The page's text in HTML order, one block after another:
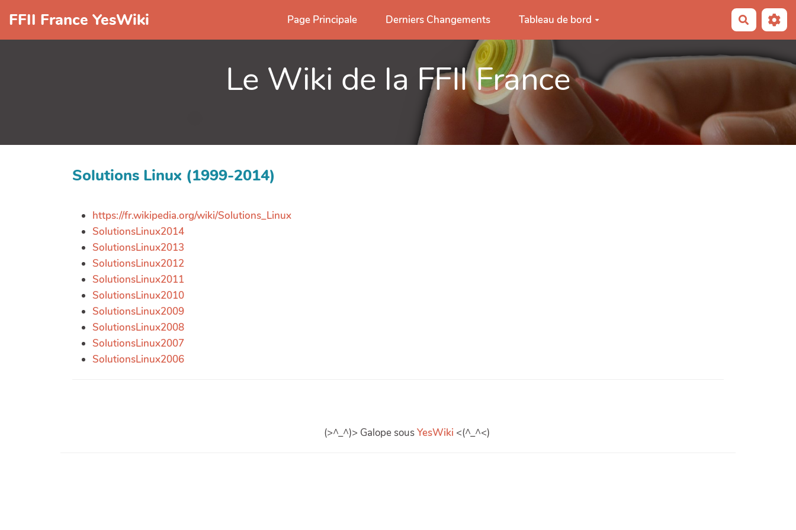
FFII France YesWiki Page Principale Derniers Changements Tableau de bord
Le Wiki de la FFII France
Solutions Linux (1999-2014)
https://fr.wikipedia.org/wiki/Solutions_Linux
SolutionsLinux2014
SolutionsLinux2013
SolutionsLinux2012
SolutionsLinux2011
SolutionsLinux2010
SolutionsLinux2009
SolutionsLinux2008
SolutionsLinux2007
SolutionsLinux2006
(>^_^)> Galope sousYesWiki <(^_^<)